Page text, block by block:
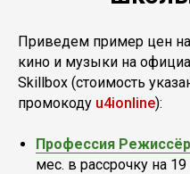
Приведем пример цен
кино и музыки на
Skillbox (стоимость
промокоду u4ionline):
Профессия
мес. в рассрочку на